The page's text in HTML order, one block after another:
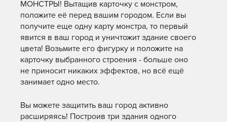
МОНСТРЫ! Вытащив карточку с монстром,
положите её перед вашим городом. Если вы
получите еще одну карту монстра, то первый
явится в ваш город и уничтожит здание своего
цвета! Возьмите его фигурку и положите на
карточку выбранного строения - больше оно
не приносит никаких эффектов, но всё ещё
занимает одно место.
Вы можете защитить ваш город активно
расширяясь! Построив три здания одного